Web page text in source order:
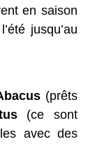
en saison
jusqu’au
(prêts
(ce sont
avec des